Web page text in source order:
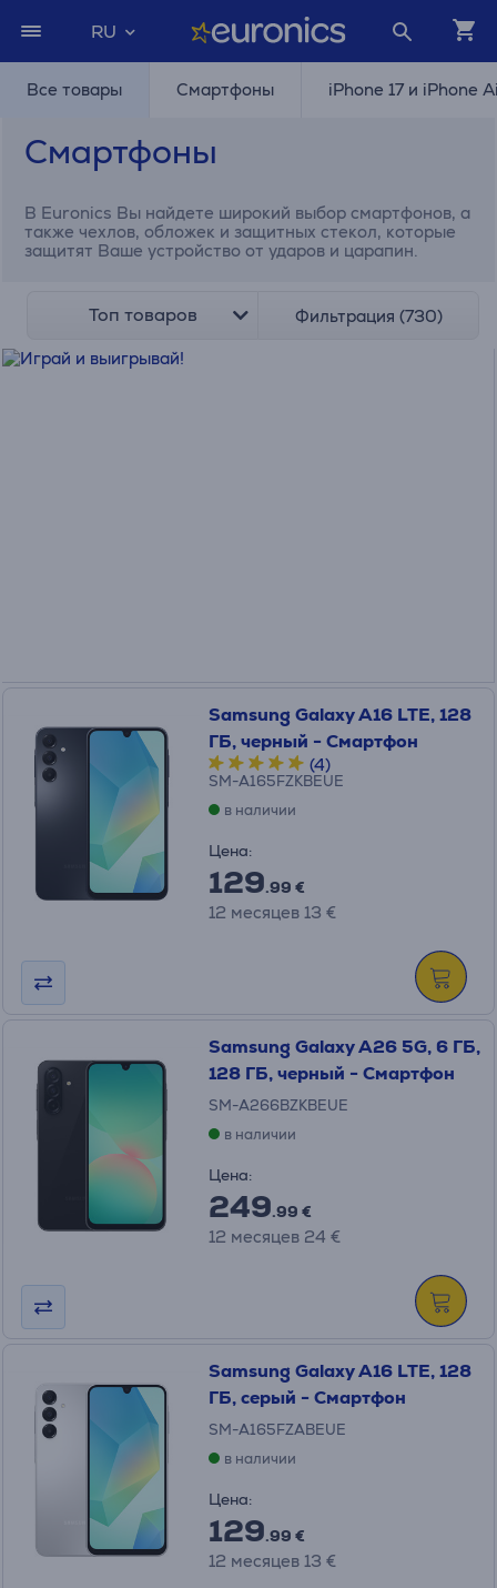
RU
Все товары Смартфоны iPhone 17 и iPhone
Смартфоны
В Euronics Вы найдете широкий выбор смартфонов, а
также чехлов, обложек и защитных стекол, которые
защитят Ваше устройство от ударов и царапин.
Топ товаров Фильтрация (730)
Samsung Galaxy A16 LTE, 128
ГБ, черный - Смартфон
(4)
SM-A165FZKBEUE
в наличии
Цена:
129.99 €
12 месяцев 13 €
Samsung Galaxy A26 5G, 6 ГБ,
128 ГБ, черный - Смартфон
SM-A266BZKBEUE
в наличии
Цена:
249.99 €
12 месяцев 24 €
Samsung Galaxy A16 LTE, 128
ГБ, серый - Смартфон
SM-A165FZABEUE
в наличии
Цена:
129.99 €
12 месяцев 13 €